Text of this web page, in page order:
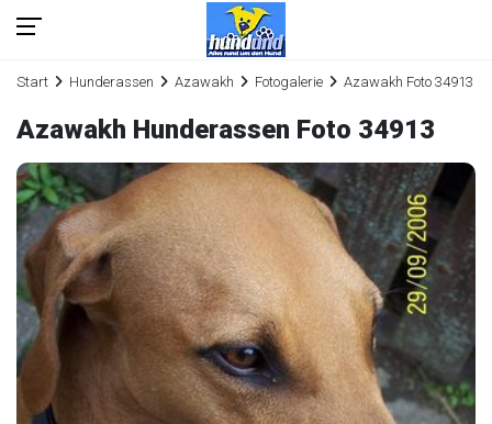
Start Hunderassen Azawakh Fotogalerie Azawakh Foto 34913
Azawakh Hunderassen Foto 34913